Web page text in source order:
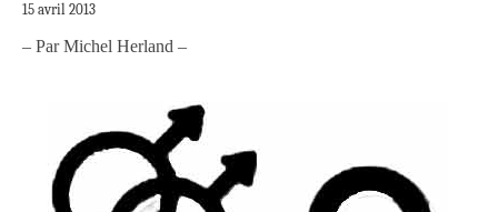
15 avril 2013
– Par Michel Herland –